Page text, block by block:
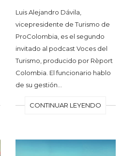
Luis Alejandro Dávila,
vicepresidente de Turismo de
ProColombia, es el segundo
invitado al podcast Voces del
Turismo, producido por Rèport
Colombia. El funcionario hablo
de su gestión…
CONTINUAR LEYENDO